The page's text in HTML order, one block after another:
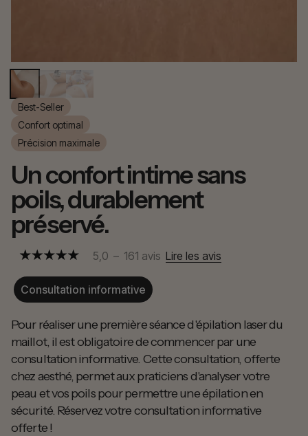
Best-Seller
Confort optimal
Précision maximale
Un confort intime sans
poils, durablement
préservé.
5,0 – 161 avis Lire les avis
Consultation informative
Pour réaliser une première séance d'épilation laser du
maillot, il est obligatoire de commencer par une
consultation informative. Cette consultation, offerte
chez aesthé, permet aux praticiens d'analyser votre
peau et vos poils pour permettre une épilation en
sécurité. Réservez votre consultation informative
offerte !